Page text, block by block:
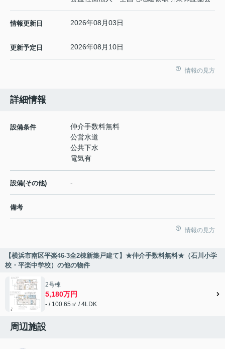
情報更新日 2026年08月03日
更新予定日 2026年08月10日
情報の見方
詳細情報
設備条件
仲介手数料無料
公営水道
公共下水
電気有
設備(その他) -
備考
情報の見方
【横浜市南区平楽46-3全2棟新築戸建て】★仲介手数料無料★（石川小学
校・平楽中学校）の他の物件
2号棟
5,180万円
- / 100.65㎡ / 4LDK
周辺施設